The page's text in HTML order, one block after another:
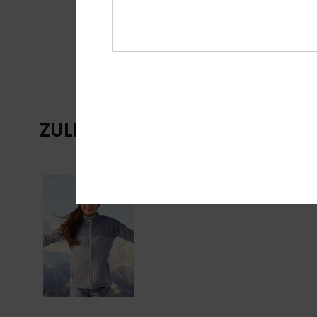
ZULETZT ANGESEHENE ARTIKEL